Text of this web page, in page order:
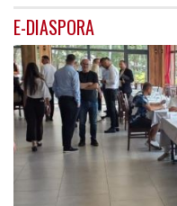
E-DIASPORA